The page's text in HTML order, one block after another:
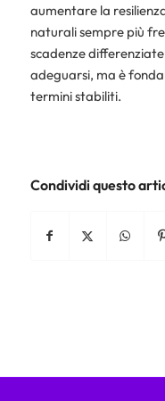
aumentare la
naturali sempre più
scadenze
adeguarsi, ma è
termini stabiliti.
Condividi questo